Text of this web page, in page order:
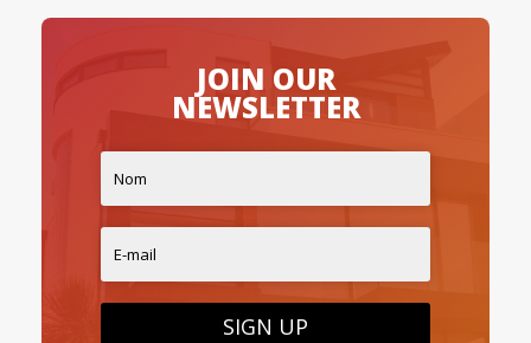
JOIN OUR
NEWSLETTER
SIGN UP